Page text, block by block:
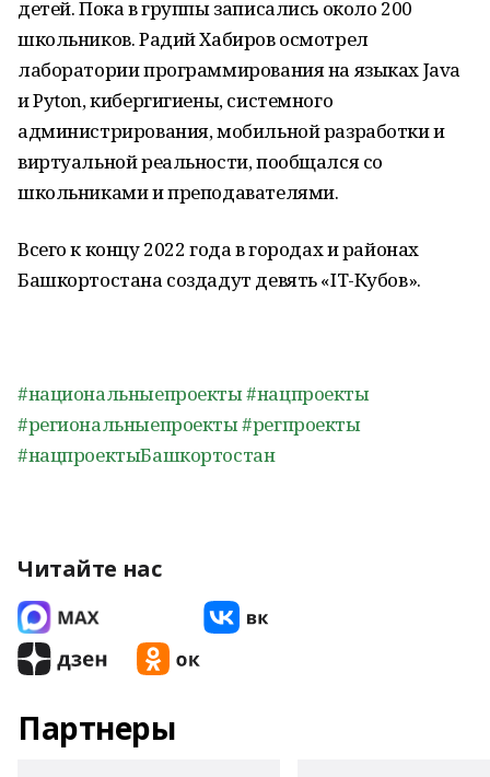
детей. Пока в группы записались около 200
школьников. Радий Хабиров осмотрел
лаборатории программирования на языках Java
и Pyton, кибергигиены, системного
администрирования, мобильной разработки и
виртуальной реальности, пообщался со
школьниками и преподавателями.
Всего к концу 2022 года в городах и районах
Башкортостана создадут девять «IT-Кубов».
#национальныепроекты#нацпроекты
#региональныепроекты#регпроекты
#нацпроектыБашкортостан
Читайте нас
Партнеры